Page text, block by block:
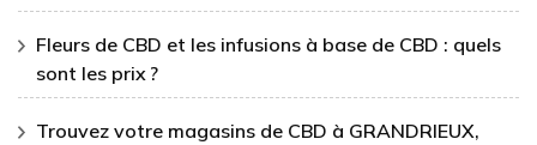
Fleurs de CBD et les infusions à base de CBD : quels
sont les prix ?
Trouvez votre magasins de CBD à GRANDRIEUX,